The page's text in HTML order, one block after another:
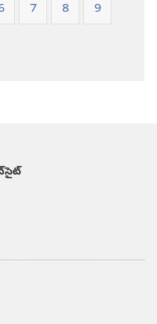
7 8
9